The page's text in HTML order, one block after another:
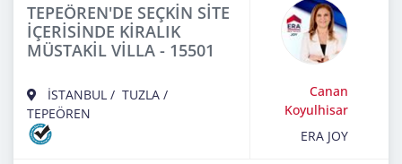
TEPEÖREN'DE SEÇKİN SİTE
İÇERİSİNDE KİRALIK
MÜSTAKİL VİLLA - 15501
İSTANBUL / TUZLA /
TEPEÖREN
Canan
Koyulhisar
ERA JOY